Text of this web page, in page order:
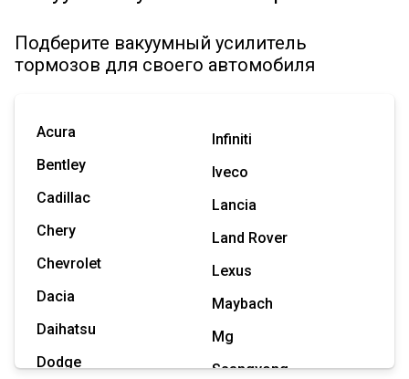
Подберите вакуумный усилитель
тормозов для своего автомобиля
Acura
Bentley
Cadillac
Chery
Chevrolet
Dacia
Daihatsu
Dodge
Infiniti
Iveco
Lancia
Land Rover
Lexus
Maybach
Mg
Ssangyong